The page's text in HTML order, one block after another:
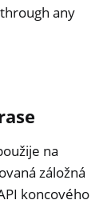
any
na
záložná
koncového